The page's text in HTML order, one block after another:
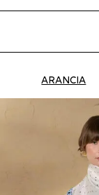
ARANCIA